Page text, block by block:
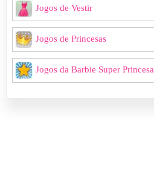
Jogos de Vestir
Jogos de Princesas
Jogos da Barbie Super Princesa